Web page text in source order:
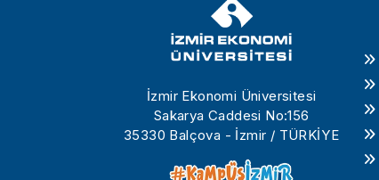
İzmir Ekonomi Üniversitesi
Sakarya Caddesi No:156
35330 Balçova - İzmir / TÜRKİYE